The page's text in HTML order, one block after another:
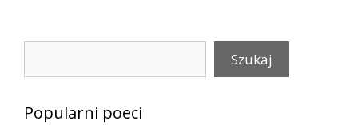
Szukaj
Popularni poeci